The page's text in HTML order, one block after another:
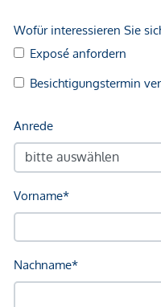
Immobilienunternehmen
Vertragsabschluss
gegenüber dem
geltend zu machen. Wir
unverbindliche
Gewähr erfolgen. Der